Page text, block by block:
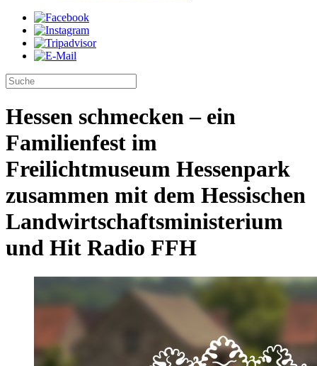
Hessen schmecken – ein
Familienfest im
Freilichtmuseum Hessenpark
zusammen mit dem Hessischen
Landwirtschaftsministerium
und Hit Radio FFH